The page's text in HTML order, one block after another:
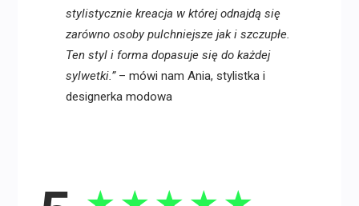
stylistycznie kreacja w której odnajdą się
zarówno osoby pulchniejsze jak i szczupłe.
Ten styl i forma dopasuje się do każdej
sylwetki.”– mówi nam Ania, stylistka i
designerka modowa